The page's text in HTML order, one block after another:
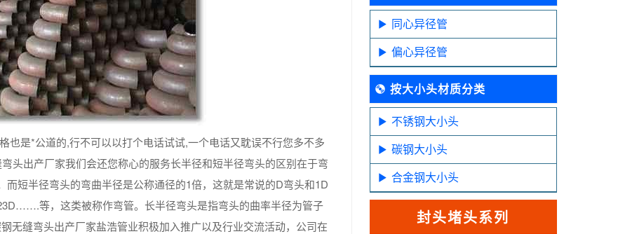
也是*公道的,行不可以以打个电话试试,一个电话又耽误不行您多不多
头出产厂家我们会还您称心的服务长半径和短半径弯头的区别在于弯
短半径弯头的弯曲半径是公称通径的1倍，这就是常说的D弯头和1D
等，这类被称作弯管。长半径弯头是指弯头的曲率半径为管子
无缝弯头出产厂家盐浩管业积极加入推广以及行业交流活动，公司在
同心异径管
偏心异径管
按大小头材质分类
不锈钢大小头
碳钢大小头
合金钢大小头
封头堵头系列